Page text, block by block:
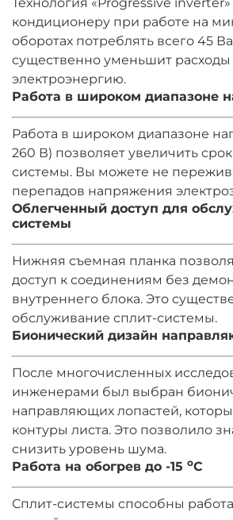
кондиционеру при работе на
оборотах потреблять всего 45
существенно уменьшит расходы
электроэнергию.
Работа в широком диапазоне
Работа в широком диапазоне
260 В) позволяет увеличить
системы. Вы можете не
перепадов напряжения
Облегченный доступ для
системы
Нижняя съемная планка
доступ к соединениям без
внутреннего блока. Это
обслуживание сплит-системы.
Бионический дизайн
После многочисленных
инженерами был выбран
направляющих лопастей,
контуры листа. Это позволило
снизить уровень шума.
Работа на обогрев до -15 oC
Сплит-системы способны